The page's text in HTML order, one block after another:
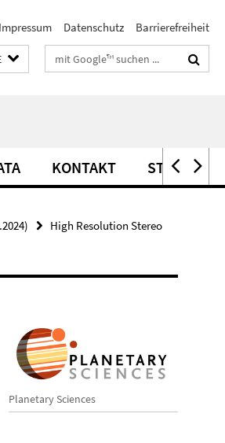
Impressum Datenschutz Barrierefreiheit
Suchbegriffe
KONTAKT STELLEN
High Resolution Stereo
Planetary Sciences